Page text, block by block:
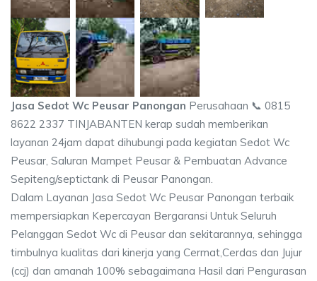
Jasa Sedot Wc Peusar Panongan Perusahaan 📞 0815
8622 2337 TINJABANTEN kerap sudah memberikan
layanan 24jam dapat dihubungi pada kegiatan Sedot Wc
Peusar, Saluran Mampet Peusar & Pembuatan Advance
Sepiteng/septictank di Peusar Panongan.
Dalam Layanan Jasa Sedot Wc Peusar Panongan terbaik
mempersiapkan Kepercayan Bergaransi Untuk Seluruh
Pelanggan Sedot Wc di Peusar dan sekitarannya, sehingga
timbulnya kualitas dari kinerja yang Cermat,Cerdas dan Jujur
(ccj) dan amanah 100% sebagaimana Hasil dari Pengurasan